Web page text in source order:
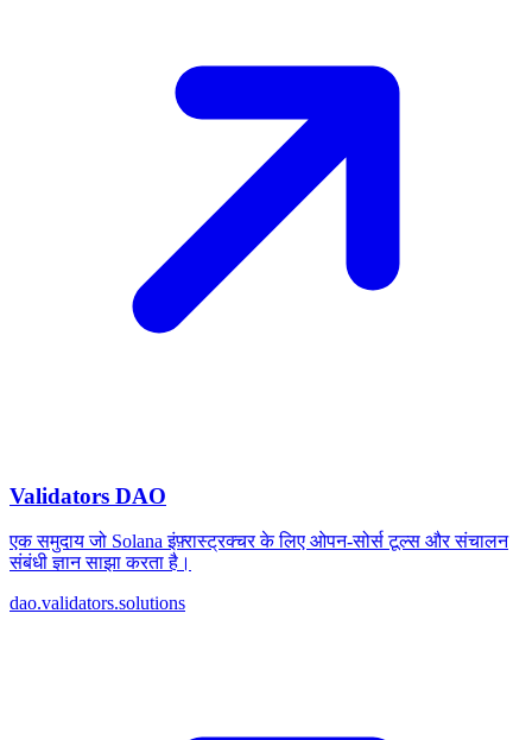
Validators DAO
एक समुदाय जो Solana इंफ़्रास्ट्रक्चर के लिए ओपन-सोर्स टूल्स और संचालन
संबंधी ज्ञान साझा करता है।
dao.validators.solutions